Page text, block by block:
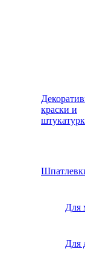
краски и
Для
Для